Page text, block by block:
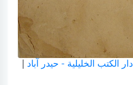
| دار الكتب الخليلية - حيدر آباد